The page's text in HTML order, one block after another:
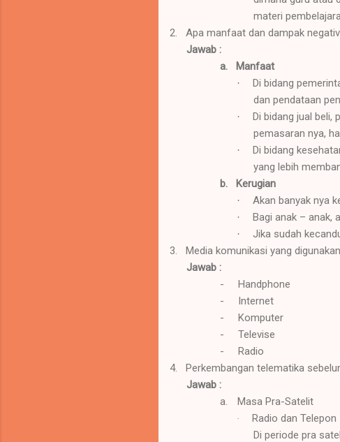
materi
2.
Apa manfaat dan dampak
Jawab :
a.
Manfaat
·
Di bidang
dan pendataan
·
Di bidang jual beli,
pemasaran nya,
·
Di bidang
yang lebih
b.
Kerugian
· Akan banyak nya
· Bagi anak – anak,
·
Jika sudah
3.
Media komunikasi yang
Jawab :
-
Handphone
-
Internet
-
Komputer
-
Televise
-
Radio
4.
Perkembangan telematika
Jawab :
a.
Masa Pra-Satelit
·
Radio dan Telepon
Di periode pra